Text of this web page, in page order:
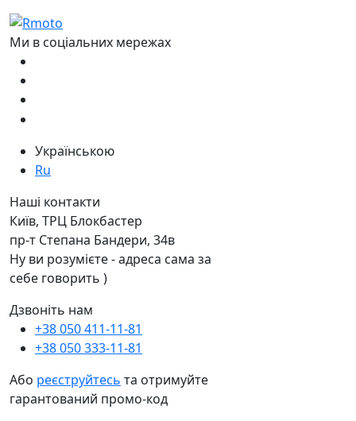
Ми в соціальних мережах
Українською
Ru
Наші контакти
Київ, ТРЦ Блокбастер
пр-т Степана Бандери, 34в
Ну ви розумієте - адреса сама за
себе говорить )
Дзвоніть нам
+38 050 411-11-81
+38 050 333-11-81
Або реєструйтесь та отримуйте
гарантований промо-код